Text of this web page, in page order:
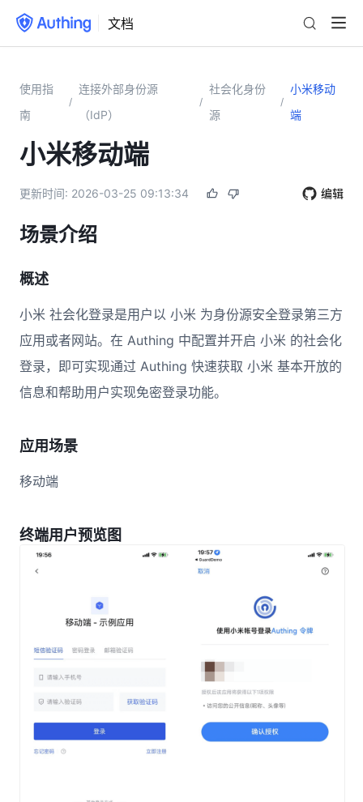
文档
使用指
南
/
连接外部身份源
（IdP）
/
社会化身份
源
/
小米移动
端
小米移动端
更新时间: 2026-03-25 09:13:34 编辑
场景介绍
概述
小米 社会化登录是用户以 小米 为身份源安全登录第三方
应用或者网站。在 Authing 中配置并开启 小米 的社会化
登录，即可实现通过 Authing 快速获取 小米 基本开放的
信息和帮助用户实现免密登录功能。
应用场景
移动端
终端用户预览图